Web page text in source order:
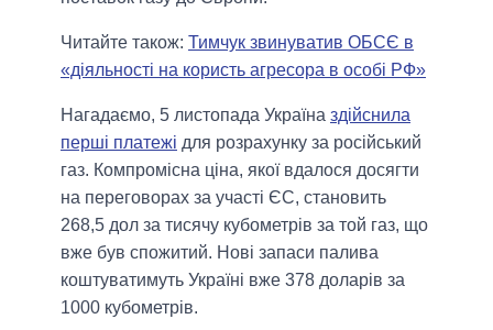
Читайте також: Тимчук звинуватив ОБСЄ в
«діяльності на користь агресора в особі РФ»
Нагадаємо, 5 листопада Україна здійснила
перші платежі для розрахунку за російський
газ. Компромісна ціна, якої вдалося досягти
на переговорах за участі ЄС, становить
268,5 дол за тисячу кубометрів за той газ, що
вже був спожитий. Нові запаси палива
коштуватимуть Україні вже 378 доларів за
1000 кубометрів.